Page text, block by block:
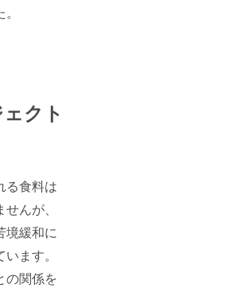
クト
る食料は
んが、
境緩和に
ます。
の関係を